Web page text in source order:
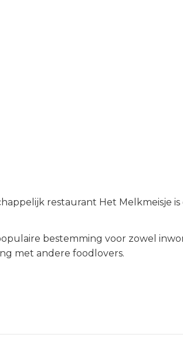
restaurant Het Melkmeisje is
bestemming voor zowel
met andere foodlovers.